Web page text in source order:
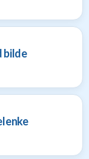
bilde